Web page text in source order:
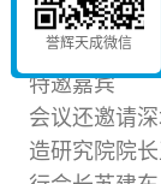
作发表意见
极建言献策
特邀嘉宾
会议还邀请
造研究院院
誉辉天成微信